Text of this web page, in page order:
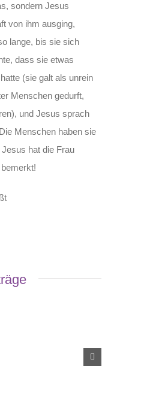
sondern Jesus
von ihm ausging,
lange, bis sie sich
dass sie etwas
(sie galt als unrein
Menschen gedurft,
und Jesus sprach
Menschen haben sie
hat die Frau